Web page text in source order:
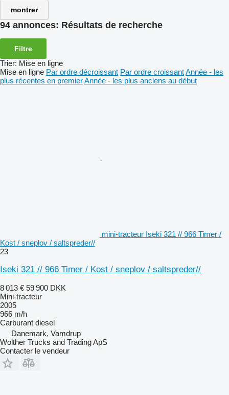
montrer
94 annonces: Résultats de recherche
Filtre
Trier: Mise en ligne
Mise en ligne Par ordre décroissant Par ordre croissantAnnée - les
plus récentes en premierAnnée - les plus anciens au début
mini-tracteur Iseki 321 // 966 Timer /
Kost / sneplov / saltspreder//
23
Iseki 321 // 966 Timer / Kost / sneplov / saltspreder//
8 013 € 59 900 DKK
Mini-tracteur
2005
966 m/h
Carburant diesel
Danemark, Vamdrup
Wolther Trucks and Trading ApS
Contacter le vendeur